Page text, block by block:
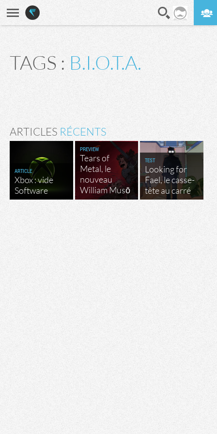
TAGS : B.I.O.T.A.
ARTICLES RÉCENTS
ARTICLE
Xbox : vide
Software
PREVIEW
Tears of
Metal, le
nouveau
William Musō
TEST
Looking for
Fael, le casse-
tête au carré